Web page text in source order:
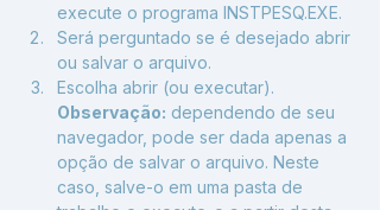
execute o programa INSTPESQ.EXE.
Será perguntado se é desejado abrir
ou salvar o arquivo.
Escolha abrir (ou executar).
Observação: dependendo de seu
navegador, pode ser dada apenas a
opção de salvar o arquivo. Neste
caso, salve-o em uma pasta de